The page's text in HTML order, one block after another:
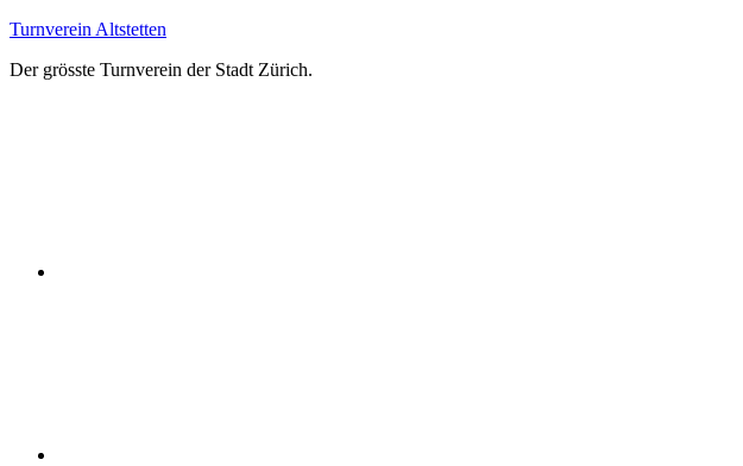
Zum
springen
Turnverein Altstetten
Der grösste Turnverein der Stadt Zürich.